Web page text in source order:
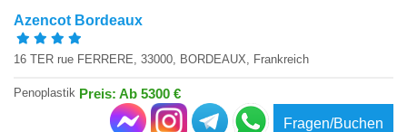
Azencot Bordeaux
16 TER rue FERRERE, 33000, BORDEAUX, Frankreich
Penoplastik Preis: Ab 5300 €
Fragen/Buchen